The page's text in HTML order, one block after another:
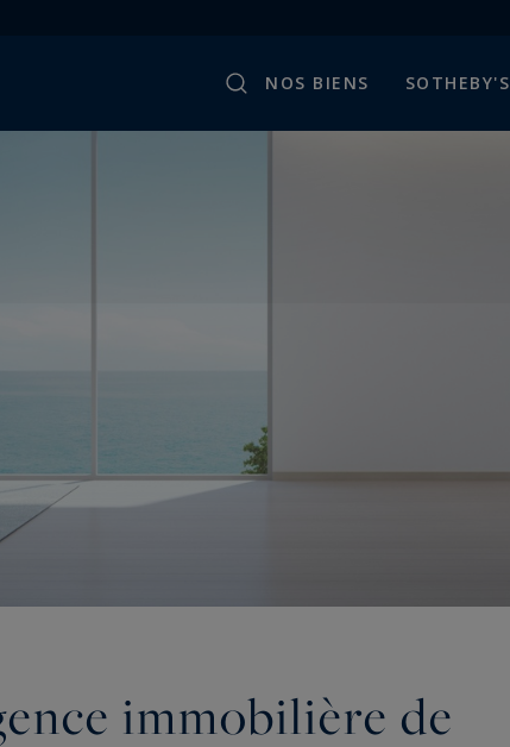
NOS BIENS SOTHEBY'S
immobilière de